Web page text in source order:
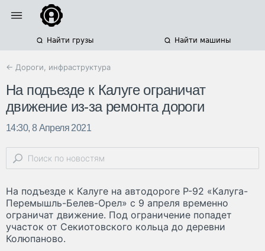
Найти грузы Найти машины
← Дороги, инфраструктура
На подъезде к Калуге ограничат
движение из-за ремонта дороги
14:30, 8 Апреля 2021
На подъезде к Калуге на автодороге Р-92 «Калуга-
Перемышль-Белев-Орел» с 9 апреля временно
ограничат движение. Под ограничение попадет
участок от Секиотовского кольца до деревни
Колюпаново.